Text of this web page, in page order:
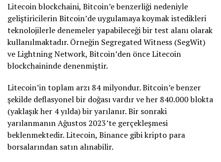
Litecoin blockchaini, Bitcoin’e benzerliği nedeniyle
geliştiricilerin Bitcoin’de uygulamaya koymak istedikleri
teknolojilerle denemeler yapabileceği bir test alanı olarak
kullanılmaktadır. Örneğin Segregated Witness (SegWit)
ve Lightning Network, Bitcoin’den önce Litecoin
blockchaininde denenmiştir.
Litecoin’in toplam arzı 84 milyondur. Bitcoin’e benzer
şekilde deflasyonel bir doğası vardır ve her 840.000 blokta
(yaklaşık her 4 yılda) bir yarılanır. Bir sonraki
yarılanmanın Ağustos 2023’te gerçekleşmesi
beklenmektedir. Litecoin, Binance gibi kripto para
borsalarından satın alınabilir.